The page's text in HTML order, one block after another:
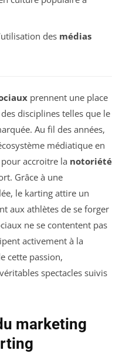
des médias
prennent une place
disciplines telles que le
Au fil des années,
médiatique en
accroitre la notoriété
Grâce à une
le karting attire un
aux athlètes de se forger
ne se contentent pas
activement à la
cette passion,
spectacles suivis
marketing